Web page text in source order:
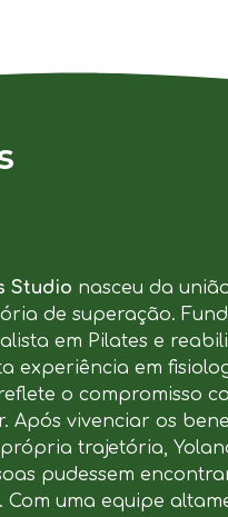
Studio nasceu da
de superação.
em Pilates e
experiência em
o compromisso
Após vivenciar os
trajetória,
pudessem
Com uma equipe